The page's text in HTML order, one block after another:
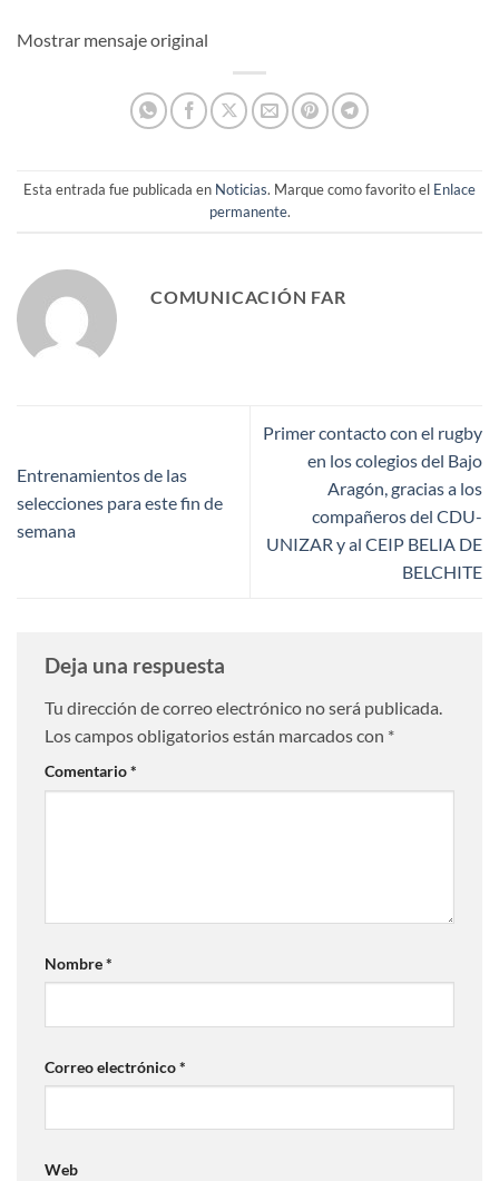
Mostrar mensaje original
Esta entrada fue publicada en Noticias. Marque como favorito el Enlace
permanente.
COMUNICACIÓN FAR
Entrenamientos de las
selecciones para este fin de
semana
Primer contacto con el rugby
en los colegios del Bajo
Aragón, gracias a los
compañeros del CDU-
UNIZAR y al CEIP BELIA DE
BELCHITE
Deja una respuesta
Tu dirección de correo electrónico no será publicada.
Los campos obligatorios están marcados con *
Comentario*
Nombre*
Correo electrónico*
Web